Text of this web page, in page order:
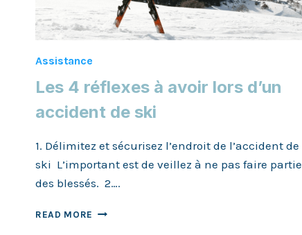
Assistance
Les 4 réflexes à avoir lors d’un
accident de ski
1. Délimitez et sécurisez l’endroit de l’accident de
ski L’important est de veillez à ne pas faire partie
des blessés. 2….
READ MORE LES